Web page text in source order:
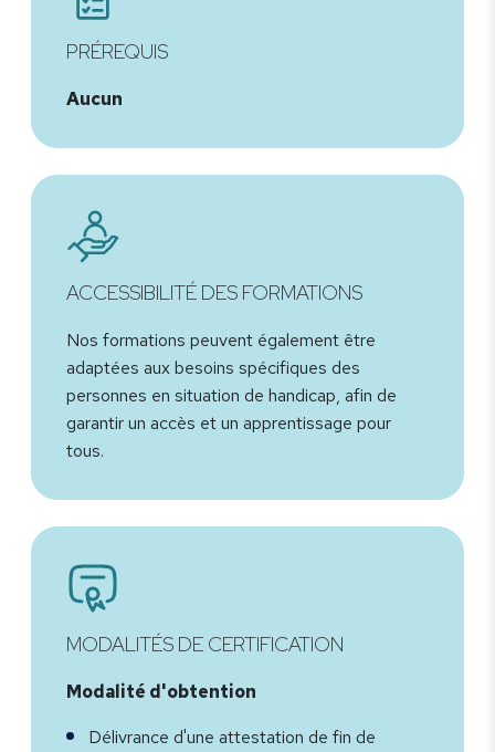
PRÉREQUIS
Aucun
ACCESSIBILITÉ DES FORMATIONS
Nos formations peuvent également être
adaptées aux besoins spécifiques des
personnes en situation de handicap, afin de
garantir un accès et un apprentissage pour
tous.
MODALITÉS DE CERTIFICATION
Modalité d'obtention
Délivrance d'une attestation de fin de